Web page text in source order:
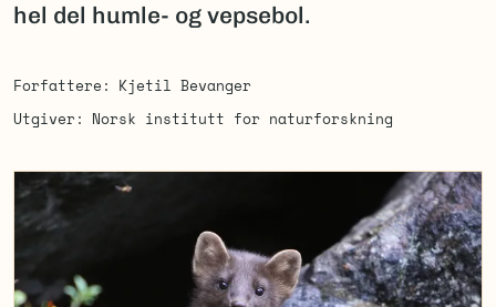
hel del humle- og vepsebol.
Forfattere
Kjetil Bevanger
Utgiver
Norsk institutt for naturforskning